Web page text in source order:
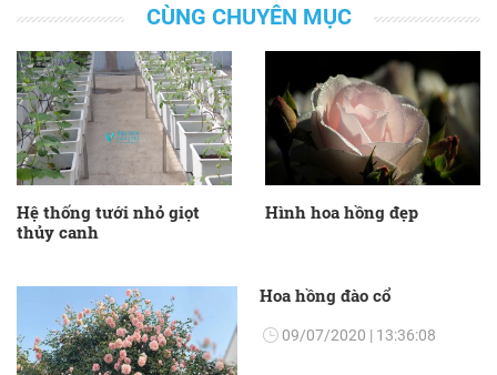
CÙNG CHUYÊN MỤC
Hệ thống tưới nhỏ giọt
thủy canh
Hình hoa hồng đẹp
Hoa hồng đào cổ
09/07/2020 | 13:36:08